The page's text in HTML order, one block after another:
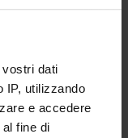
dati
IP, utilizzando
e accedere
fine di